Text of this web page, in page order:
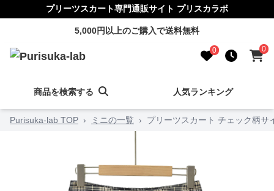
プリーツスカート専門通販サイト プリスカラボ
5,000円以上のご購入で送料無料
0 0
商品を検索する 人気ランキング
Purisuka-lab TOP › ミニの一覧 › プリーツスカート チェック柄サ